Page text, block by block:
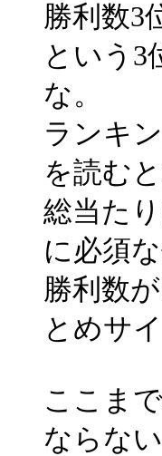
勝利数3
という3
な。
ランキ
を読む
総当た
に必須
勝利数
とめサ
ここま
ならな